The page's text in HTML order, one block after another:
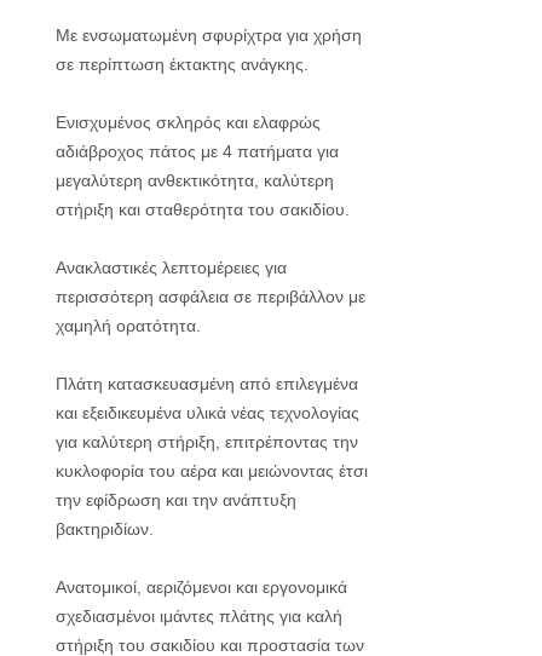
Mε ενσωματωμένη σφυρίχτρα για χρήση
σε περίπτωση έκτακτης ανάγκης.
Ενισχυμένος σκληρός και ελαφρώς
αδιάβροχος πάτος με 4 πατήματα για
μεγαλύτερη ανθεκτικότητα, καλύτερη
στήριξη και σταθερότητα του σακιδίου.
Ανακλαστικές λεπτομέρειες για
περισσότερη ασφάλεια σε περιβάλλον με
χαμηλή ορατότητα.
Πλάτη κατασκευασμένη από επιλεγμένα
και εξειδικευμένα υλικά νέας τεχνολογίας
για καλύτερη στήριξη, επιτρέποντας την
κυκλοφορία του αέρα και μειώνοντας έτσι
την εφίδρωση και την ανάπτυξη
βακτηριδίων.
Ανατομικοί, αεριζόμενοι και εργονομικά
σχεδιασμένοι ιμάντες πλάτης για καλή
στήριξη του σακιδίου και προστασία των